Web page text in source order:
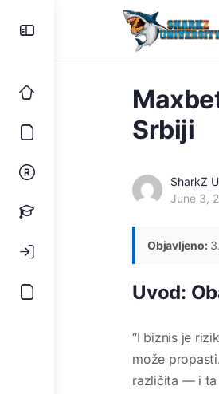
Srbiji
SharkZ
June 3,
Objavljeno:
Uvod:
“I biznis je
može
različita — i ta